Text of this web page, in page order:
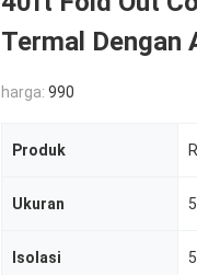
Termal Dengan
harga: 990
Produk
Ukuran
Isolasi